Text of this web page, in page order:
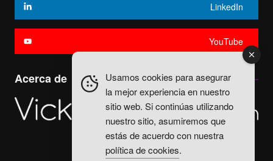
LinkedIn
YouTube
Acerca de
Usamos cookies para asegurar
la mejor experiencia en nuestro
sitio web. Si continúas utilizando
nuestro sitio, asumiremos que
estás de acuerdo con nuestra
política de cookies.